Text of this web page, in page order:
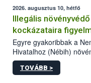
2026. augusztus 10, hétfő
Illegális
kockázataira
Egyre gyakoribbak a
Hivatalhoz (Nébih)
honlapok kapcsán
termékeket kínáló kéretlen online reklámok
TOVÁBB >